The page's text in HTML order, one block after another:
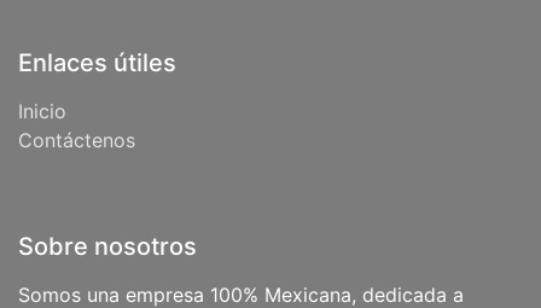
Enlaces útiles
Inicio
Contáctenos
Sobre nosotros
Somos una empresa 100% Mexicana, dedicada a